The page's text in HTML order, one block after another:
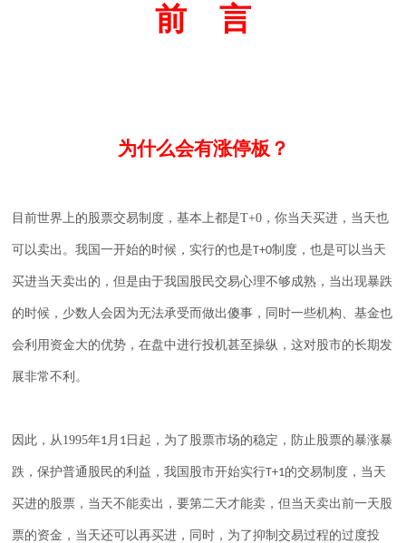
前 言
为什么会有涨停板？
目前世界上的股票交易制度，基本上都是T+0 ，你当天买进，当天也
可以卖出。我国一开始的时候，实行的也是T+0制度，也是可以当天
买进当天卖出的，但是由于我国股民交易心理不够成熟，当出现暴跌
的时候，少数人会因为无法承受而做出傻事，同时一些机构、基金也
会利用资金大的优势，在盘中进行投机甚至操纵，这对股市的长期发
展非常不利。
因此，从 1995年1 月 1日起，为了股票市场的稳定，防止股票的暴涨暴
跌，保护普通股民的利益，我国股市开始实行T+1的交易制度，当天
买进的股票，当天不能卖出，要第二天才能卖，但当天卖出前一天股
票的资金，当天还可以再买进，同时，为了抑制交易过程的过度投